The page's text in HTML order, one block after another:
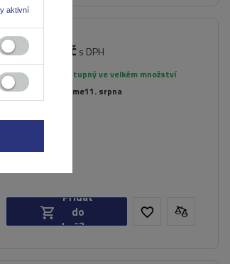
5 920,00 Kč s DPH
Produkt dostupný ve velkém množství
Již nyní zašleme11. srpna
Přidat
do
košíku
aktivní